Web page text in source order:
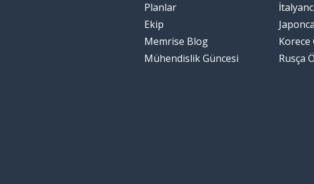
Planlar
Ekip
Memrise Blog
Mühendislik Güncesi
Korece
Rusça